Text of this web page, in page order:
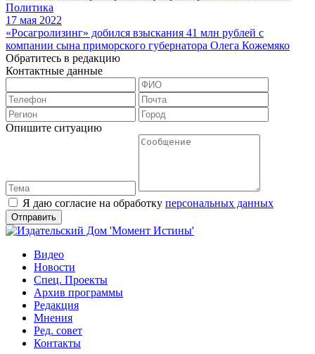
Политика
17 мая 2022
«Росагролизинг» добился взыскания 41 млн рублей с
компании сына приморского губернатора Олега Кожемяко
Обратитесь в редакцию
Контактные данные
Опишите ситуацию
Я даю согласие на обработку персональных данных
Видео
Новости
Спец. Проекты
Архив программы
Редакция
Мнения
Ред. совет
Контакты